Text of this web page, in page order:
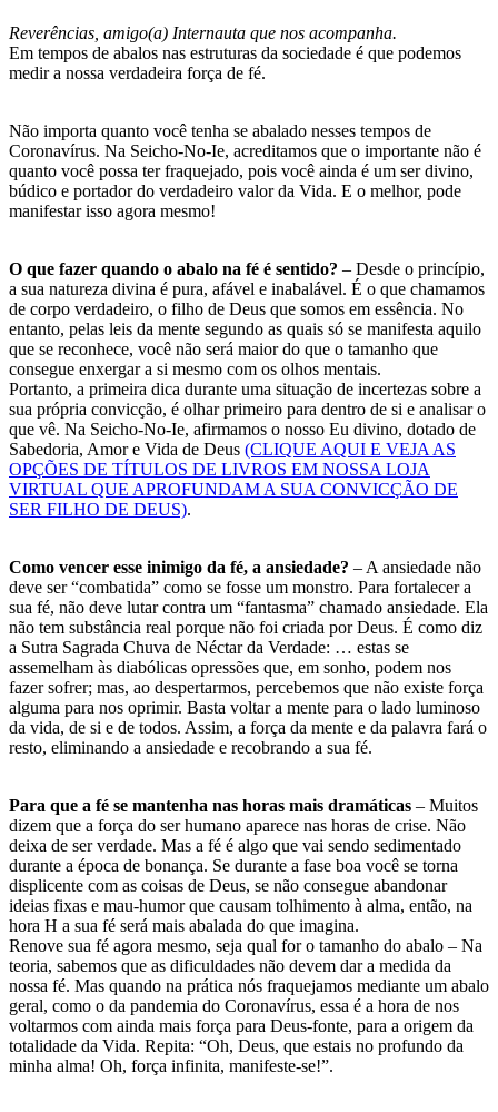
Reverências, amigo(a) Internauta que nos acompanha.
Em tempos de abalos nas estruturas da sociedade é que podemos
medir a nossa verdadeira força de fé.
Não importa quanto você tenha se abalado nesses tempos de
Coronavírus. Na Seicho-No-Ie, acreditamos que o importante não é
quanto você possa ter fraquejado, pois você ainda é um ser divino,
búdico e portador do verdadeiro valor da Vida. E o melhor, pode
manifestar isso agora mesmo!
O que fazer quando o abalo na fé é sentido? – Desde o princípio,
a sua natureza divina é pura, afável e inabalável. É o que chamamos
de corpo verdadeiro, o filho de Deus que somos em essência. No
entanto, pelas leis da mente segundo as quais só se manifesta aquilo
que se reconhece, você não será maior do que o tamanho que
consegue enxergar a si mesmo com os olhos mentais.
Portanto, a primeira dica durante uma situação de incertezas sobre a
sua própria convicção, é olhar primeiro para dentro de si e analisar o
que vê. Na Seicho-No-Ie, afirmamos o nosso Eu divino, dotado de
Sabedoria, Amor e Vida de Deus (CLIQUE AQUI E VEJA AS
OPÇÕES DE TÍTULOS DE LIVROS EM NOSSA LOJA
VIRTUAL QUE APROFUNDAM A SUA CONVICÇÃO DE
SER FILHO DE DEUS).
Como vencer esse inimigo da fé, a ansiedade? – A ansiedade não
deve ser “combatida” como se fosse um monstro. Para fortalecer a
sua fé, não deve lutar contra um “fantasma” chamado ansiedade. Ela
não tem substância real porque não foi criada por Deus. É como diz
a Sutra Sagrada Chuva de Néctar da Verdade: … estas se
assemelham às diabólicas opressões que, em sonho, podem nos
fazer sofrer; mas, ao despertarmos, percebemos que não existe força
alguma para nos oprimir. Basta voltar a mente para o lado luminoso
da vida, de si e de todos. Assim, a força da mente e da palavra fará o
resto, eliminando a ansiedade e recobrando a sua fé.
Para que a fé se mantenha nas horas mais dramáticas – Muitos
dizem que a força do ser humano aparece nas horas de crise. Não
deixa de ser verdade. Mas a fé é algo que vai sendo sedimentado
durante a época de bonança. Se durante a fase boa você se torna
displicente com as coisas de Deus, se não consegue abandonar
ideias fixas e mau-humor que causam tolhimento à alma, então, na
hora H a sua fé será mais abalada do que imagina.
Renove sua fé agora mesmo, seja qual for o tamanho do abalo – Na
teoria, sabemos que as dificuldades não devem dar a medida da
nossa fé. Mas quando na prática nós fraquejamos mediante um abalo
geral, como o da pandemia do Coronavírus, essa é a hora de nos
voltarmos com ainda mais força para Deus-fonte, para a origem da
totalidade da Vida. Repita: “Oh, Deus, que estais no profundo da
minha alma! Oh, força infinita, manifeste-se!”.